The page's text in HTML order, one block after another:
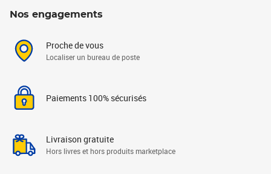
Nos engagements
Proche de vous
Localiser un bureau de poste
Paiements 100% sécurisés
Livraison gratuite
Hors livres et hors produits marketplace